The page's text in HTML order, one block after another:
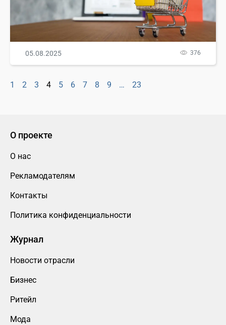
05.08.2025 376
1 2 3 4 5 6 7 8 9 … 23
О проекте
О нас
Рекламодателям
Контакты
Политика конфиденциальности
Журнал
Новости отрасли
Бизнес
Ритейл
Мода